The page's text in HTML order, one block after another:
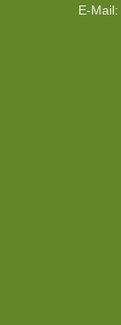
E-Mail: